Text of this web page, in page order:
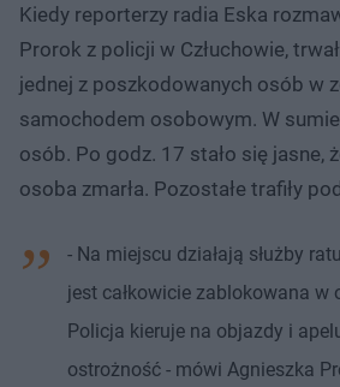
Kiedy reporterzy radia Eska
Prorok z policji w Człuchowie,
jednej z poszkodowanych osób w
samochodem osobowym. W
osób. Po godz. 17 stało się jasne,
osoba zmarła. Pozostałe trafiły
- Na miejscu działają służby
jest całkowicie zablokowana w
Policja kieruje na objazdy i
ostrożność - mówi Agnieszka